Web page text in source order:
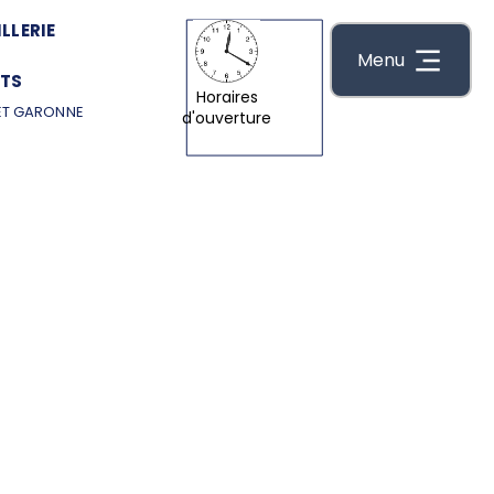
Menu
GARONNE
Horaires
d'ouverture